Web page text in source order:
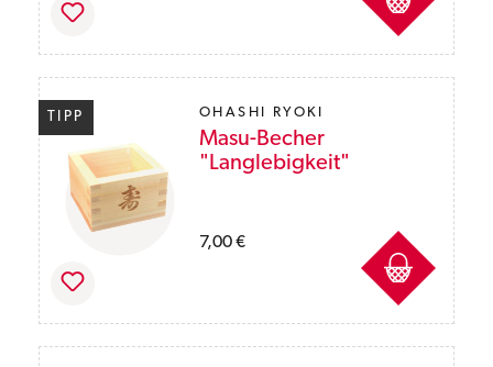
TIPP OHASHI RYOKI
Masu-Becher
"Langlebigkeit"
7,00 €
Preise inkl. MwSt. des Lieferlandes zzgl.